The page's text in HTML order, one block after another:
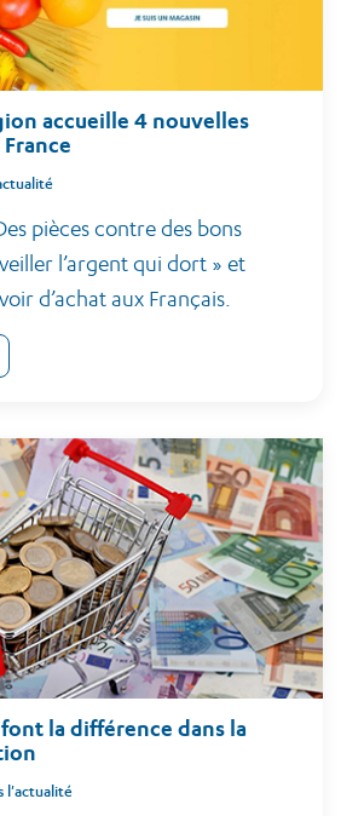
accueille 4 nouvelles
pièces contre des bons
l’argent qui dort » et
d’achat aux Français.
la différence dans la
l'actualité